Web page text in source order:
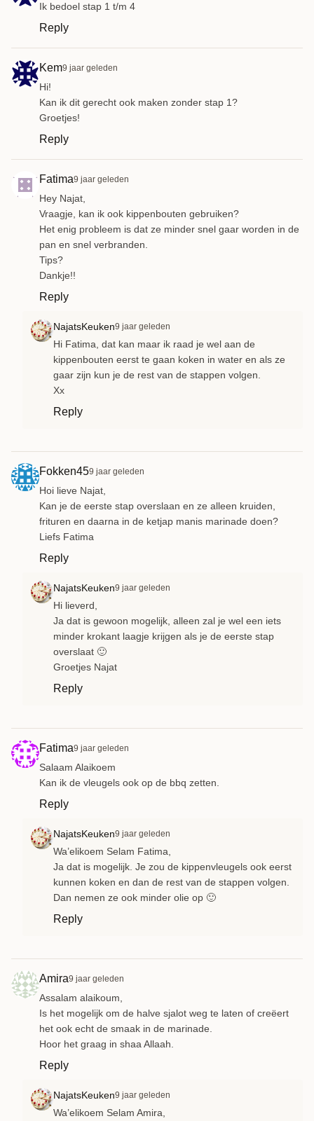
Ik bedoel stap 1 t/m 4
Reply
Kem9 jaar geleden
Hi!
Kan ik dit gerecht ook maken zonder stap 1?
Groetjes!
Reply
Fatima9 jaar geleden
Hey Najat,
Vraagje, kan ik ook kippenbouten gebruiken?
Het enig probleem is dat ze minder snel gaar worden in de
pan en snel verbranden.
Tips?
Dankje!!
Reply
NajatsKeuken9 jaar geleden
Hi Fatima, dat kan maar ik raad je wel aan de
kippenbouten eerst te gaan koken in water en als ze
gaar zijn kun je de rest van de stappen volgen.
Xx
Reply
Fokken459 jaar geleden
Hoi lieve Najat,
Kan je de eerste stap overslaan en ze alleen kruiden,
frituren en daarna in de ketjap manis marinade doen?
Liefs Fatima
Reply
NajatsKeuken9 jaar geleden
Hi lieverd,
Ja dat is gewoon mogelijk, alleen zal je wel een iets
minder krokant laagje krijgen als je de eerste stap
overslaat 🙂
Groetjes Najat
Reply
Fatima9 jaar geleden
Salaam Alaikoem
Kan ik de vleugels ook op de bbq zetten.
Reply
NajatsKeuken9 jaar geleden
Wa’elikoem Selam Fatima,
Ja dat is mogelijk. Je zou de kippenvleugels ook eerst
kunnen koken en dan de rest van de stappen volgen.
Dan nemen ze ook minder olie op 🙂
Reply
Amira9 jaar geleden
Assalam alaikoum,
Is het mogelijk om de halve sjalot weg te laten of creëert
het ook echt de smaak in de marinade.
Hoor het graag in shaa Allaah.
Reply
NajatsKeuken9 jaar geleden
Wa’elikoem Selam Amira,